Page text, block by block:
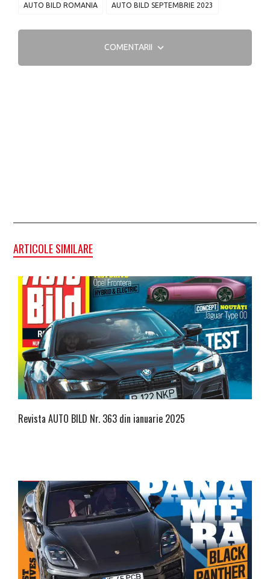
AUTO BILD ROMANIA AUTO BILD SEPTEMBRIE 2023
COMENTARII
ARTICOLE SIMILARE
Revista AUTO BILD Nr. 363 din ianuarie 2025